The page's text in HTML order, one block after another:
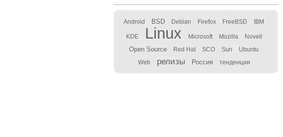
Android BSD Debian Firefox FreeBSD IBM
KDE Linux Microsoft Mozilla Novell
Open Source Red Hat SCO Sun Ubuntu
Web релизы Россия тенденции